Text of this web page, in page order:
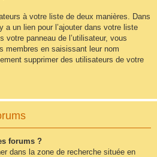
à votre liste de deux manières. Dans
a un lien pour l’ajouter dans votre liste
votre panneau de l’utilisateur, vous
membres en saisissant leur nom
supprimer des utilisateurs de votre
forums ?
dans la zone de recherche située en